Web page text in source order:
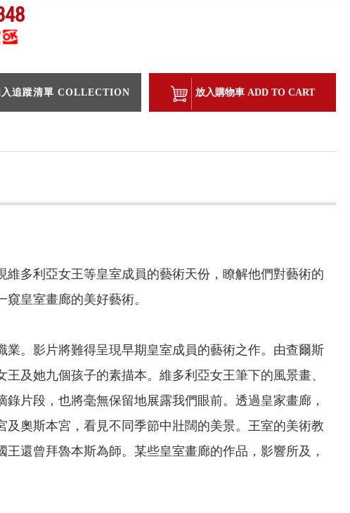
入追蹤清單 COLLECTION 放入購物車 ADD TO CART
多利亞女王等皇室成員的藝術天份，瞭解他們對藝術的
皇室畫廊的美好藝術。
。影片將難得呈現早期皇室成員的藝術之作。由查爾斯
及她九個孩子的素描本。維多利亞女王筆下的風景畫、
片段，也將毫無保留地展露我們眼前。透過皇家畫廊，
奧斯本宮，看見不同季節中壯闊的美景。王室的美術教
還曾拜魯本斯為師。某些皇室畫廊的作品，影響所及，